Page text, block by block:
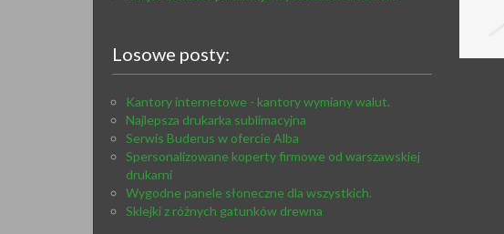
Losowe posty:
Kantory internetowe - kantory wymiany walut.
Najlepsza drukarka sublimacyjna
Serwis Buderus w ofercie Alba
Spersonalizowane koperty firmowe od warszawskiej
drukarni
Wygodne panele słoneczne dla wszystkich.
Sklejki z różnych gatunków drewna